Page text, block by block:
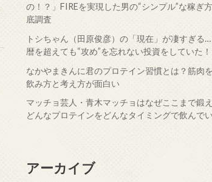
の！？」FIREを実現した男の“シンプル”な稼ぎ
底調査
トシちゃん（田原俊彦）の「現在」が凄すぎる
暦を超えても“攻め”を忘れない投資をしていた！
なかやまきんに君のプロテイン習慣とは？筋肉
飲み方と考え方が面白い
マッチョ芸人・青木マッチョはなぜここまで鍛
どんなプロテインをどんなタイミングで飲んで
アーカイブ